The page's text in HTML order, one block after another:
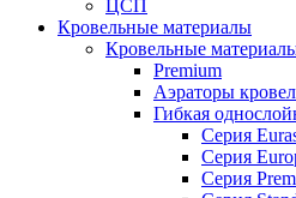
ЦСП
Кровельные материалы
Кровельные
Premium
Аэраторы
Гибкая
Серия
Серия
Серия